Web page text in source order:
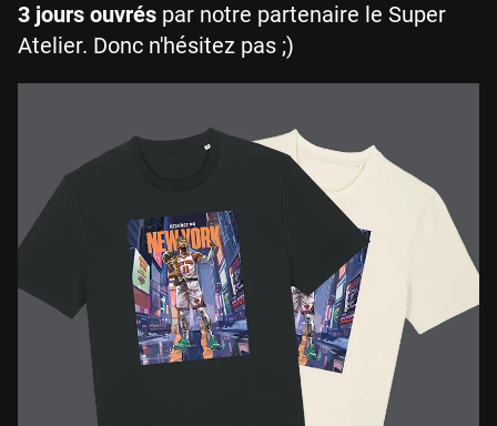
3 jours ouvrés par notre partenaire le Super
Atelier. Donc n'hésitez pas ;)